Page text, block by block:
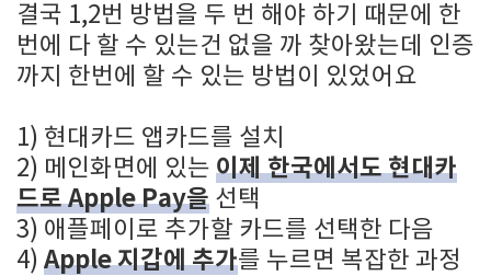
결국 1,2번 방법을 두 번 해야 하기 때문에 한
번에 다 할 수 있는건 없을 까 찾아왔는데 인증
까지 한번에 할 수 있는 방법이 있었어요
1) 현대카드 앱카드를 설치
2) 메인화면에 있는 이제 한국에서도 현대카
드로 Apple Pay을 선택
3) 애플페이로 추가할 카드를 선택한 다음
4) Apple 지갑에 추가를 누르면 복잡한 과정